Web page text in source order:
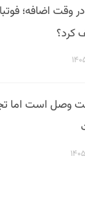
کرد؟
وصل است اما